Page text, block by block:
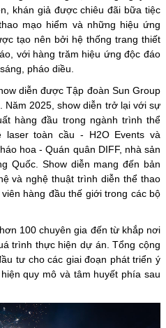
khán giả được chiêu đãi bữa tiệc
mạo hiểm và những hiệu ứng
tạo nên bởi hệ thống trang thiết
với hàng trăm hiệu ứng độc đáo
pháo diều.
diễn được Tập đoàn Sun Group
2025, show diễn trở lại với sự
hàng đầu trong ngành trình thể
laser toàn cầu - H2O Events và
hoa - Quán quân DIFF, nhà sản
Quốc. Show diễn mang đến bản
và nghệ thuật trình diễn thể thao
hàng đầu thế giới trong các bộ
100 chuyên gia đến từ khắp nơi
trình thực hiện dự án. Tổng cộng
tư cho các giai đoạn phát triển ý
quy mô và tâm huyết phía sau